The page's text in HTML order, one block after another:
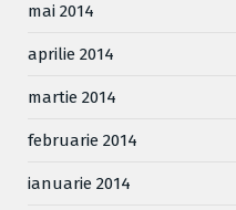
mai 2014
aprilie 2014
martie 2014
februarie 2014
ianuarie 2014